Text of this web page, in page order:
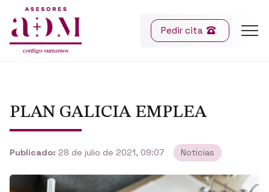
Pedir cita
PLAN GALICIA EMPLEA
Publicado: 28 de julio de 2021, 09:07 Noticias